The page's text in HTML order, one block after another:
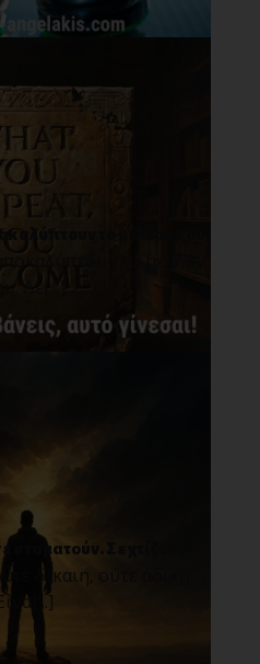
το μέλλον σου.
το μέλλον
σταματούν. Σε χτίζουν!
δίκαιη, ούτε άδικη.